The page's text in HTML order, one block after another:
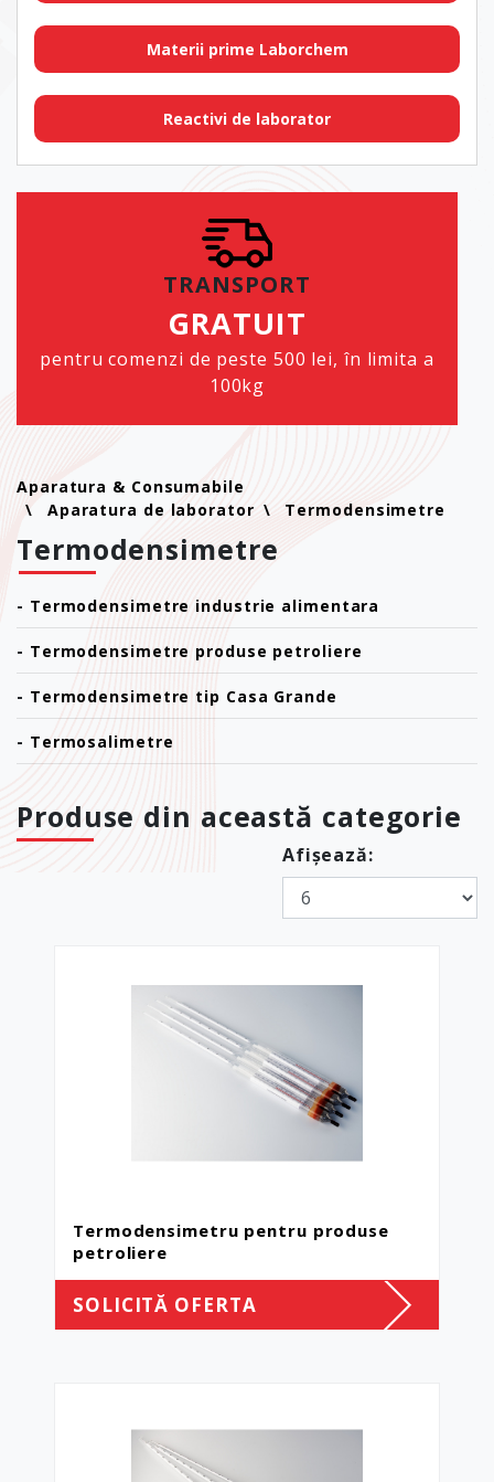
Materii prime Laborchem
Reactivi de laborator
TRANSPORT
GRATUIT
pentru comenzi de peste 500 lei, în limita a
100kg
Aparatura & Consumabile
Aparatura de laborator
Termodensimetre
Termodensimetre
- Termodensimetre industrie alimentara
- Termodensimetre produse petroliere
- Termodensimetre tip Casa Grande
- Termosalimetre
Produse din această categorie
Afișează:
Termodensimetru pentru produse
petroliere
SOLICITĂ OFERTA